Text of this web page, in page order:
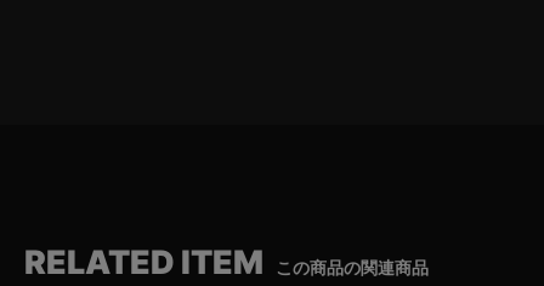
RELATED ITEM この商品の関連商品